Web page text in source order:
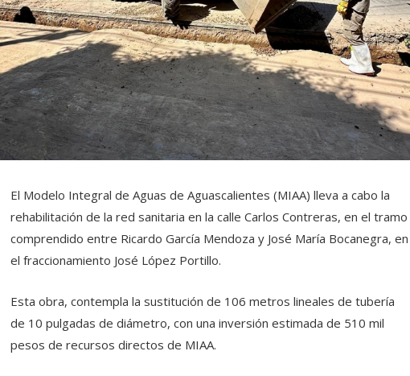
El Modelo Integral de Aguas de Aguascalientes (MIAA) lleva a cabo la
rehabilitación de la red sanitaria en la calle Carlos Contreras, en el tramo
comprendido entre Ricardo García Mendoza y José María Bocanegra, en
el fraccionamiento José López Portillo.
Esta obra, contempla la sustitución de 106 metros lineales de tubería
de 10 pulgadas de diámetro, con una inversión estimada de 510 mil
pesos de recursos directos de MIAA.